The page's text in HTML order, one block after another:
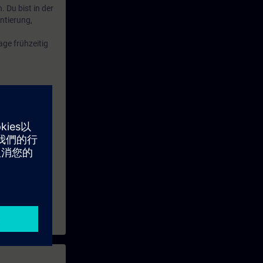
Du bist in der
frühzeitig